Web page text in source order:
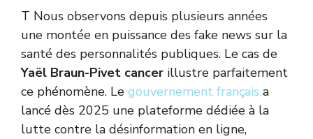
T Nous observons depuis plusieurs années
une montée en puissance des fake news sur la
santé des personnalités publiques. Le cas de
Yaël Braun-Pivet cancer illustre parfaitement
ce phénomène. Le gouvernement français a
lancé dès 2025 une plateforme dédiée à la
lutte contre la désinformation en ligne,